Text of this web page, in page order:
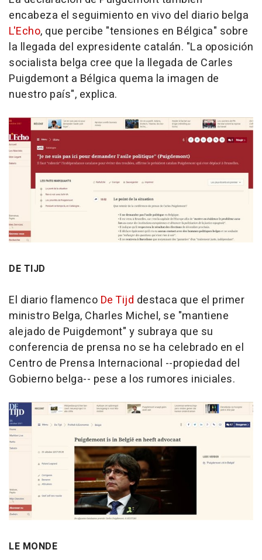
encabeza el seguimiento en vivo del diario belga
L'Echo, que percibe "tensiones en Bélgica" sobre
la llegada del expresidente catalán. "La oposición
socialista belga cree que la llegada de Carles
Puigdemont a Bélgica quema la imagen de
nuestro país", explica.
DE TIJD
El diario flamenco De Tijd destaca que el primer
ministro Belga, Charles Michel, se "mantiene
alejado de Puigdemont" y subraya que su
conferencia de prensa no se ha celebrado en el
Centro de Prensa Internacional --propiedad del
Gobierno belga-- pese a los rumores iniciales.
LE MONDE